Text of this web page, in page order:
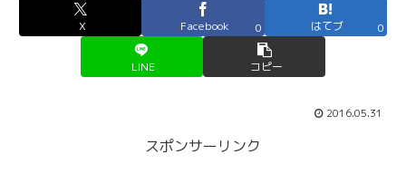
X Facebook 0 はてブ 0
LINE コピー
2016.05.31
スポンサーリンク